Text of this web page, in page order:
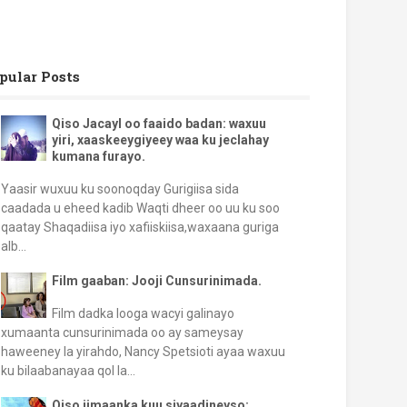
Posts
Qiso Jacayl oo faaido badan: waxuu
yiri, xaaskeeygiyeey waa ku jeclahay
kumana furayo.
Yaasir wuxuu ku soonoqday Gurigiisa sida
caadada u eheed kadib Waqti dheer oo uu ku soo
qaatay Shaqadiisa iyo xafiiskiisa,waxaana guriga
alb...
Film gaaban: Jooji Cunsurinimada.
Film dadka looga wacyi galinayo
xumaanta cunsurinimada oo ay sameysay
haweeney la yirahdo, Nancy Spetsioti ayaa waxuu
ku bilaabanayaa qol la...